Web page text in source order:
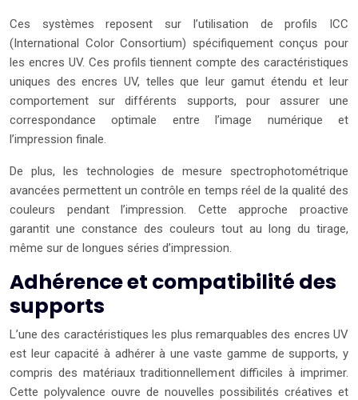
Ces systèmes reposent sur l’utilisation de profils ICC
(International Color Consortium) spécifiquement conçus pour
les encres UV. Ces profils tiennent compte des caractéristiques
uniques des encres UV, telles que leur gamut étendu et leur
comportement sur différents supports, pour assurer une
correspondance optimale entre l’image numérique et
l’impression finale.
De plus, les technologies de mesure spectrophotométrique
avancées permettent un contrôle en temps réel de la qualité des
couleurs pendant l’impression. Cette approche proactive
garantit une constance des couleurs tout au long du tirage,
même sur de longues séries d’impression.
Adhérence et compatibilité des
supports
L’une des caractéristiques les plus remarquables des encres UV
est leur capacité à adhérer à une vaste gamme de supports, y
compris des matériaux traditionnellement difficiles à imprimer.
Cette polyvalence ouvre de nouvelles possibilités créatives et